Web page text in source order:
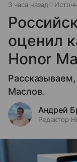
3 часа назад
оценил
Honor
Маслов.
Андрей
Редактор